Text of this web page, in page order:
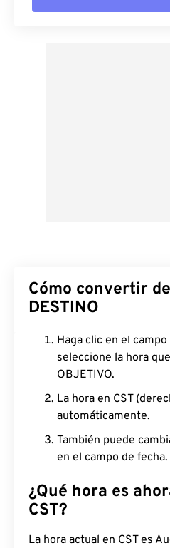
Cómo convertir
DESTINO
Haga clic en el
seleccione la hora
OBJETIVO.
La hora en CST
automáticamente.
También puede
en el campo de fecha.
¿Qué hora es
CST?
La hora actual en CST es